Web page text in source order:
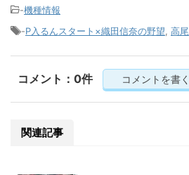
-機種情報
-P入るんスタート×織田信奈の野望 高尾
コメント：0件 コメントを書く
関連記事